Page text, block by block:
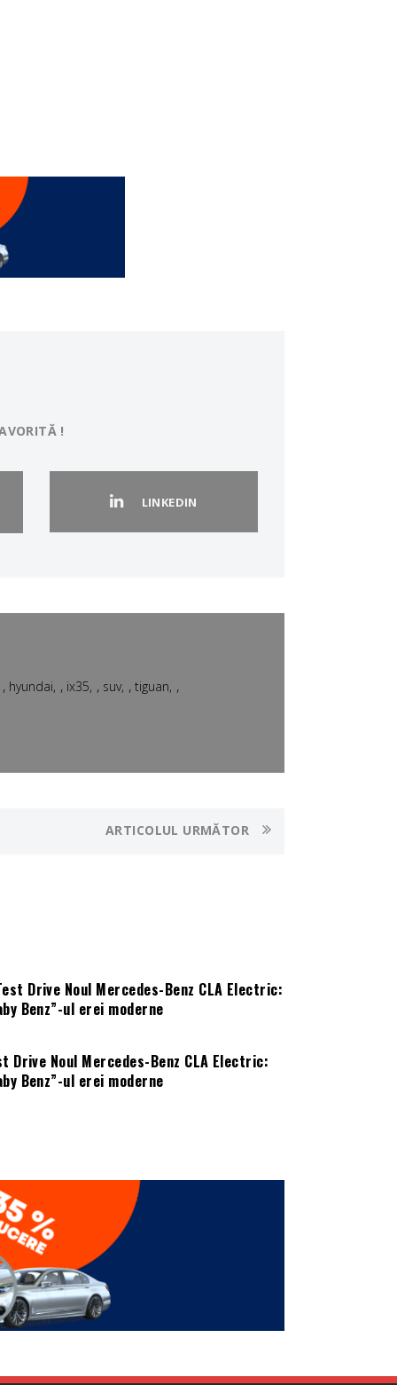
!
LINKEDIN
, hyundai , ix35 , suv ,tiguan ,
ARTICOLUL URMĂTOR
Drive Noul Mercedes-Benz CLA Electric:
Benz”-ul erei moderne